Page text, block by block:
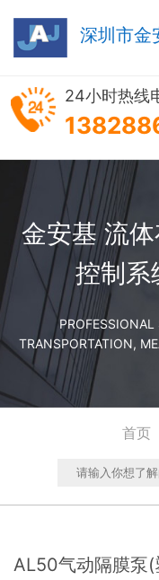
深圳市金
24小时热线
金安基 流体
控制系
PROFESSIONAL
TRANSPORTATION,
首页
AL50气动隔膜泵(